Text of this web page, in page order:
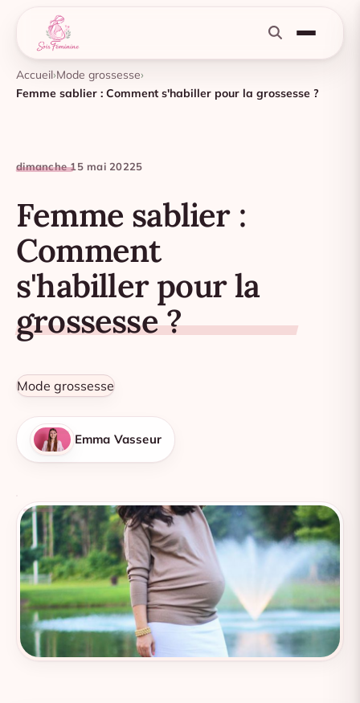
Accueil Mode grossesse
Femme sablier : Comment s'habiller pour la grossesse ?
dimanche 15 mai 20225
Femme sablier :
Comment
s'habiller pour la
grossesse ?
Mode grossesse
Emma Vasseur